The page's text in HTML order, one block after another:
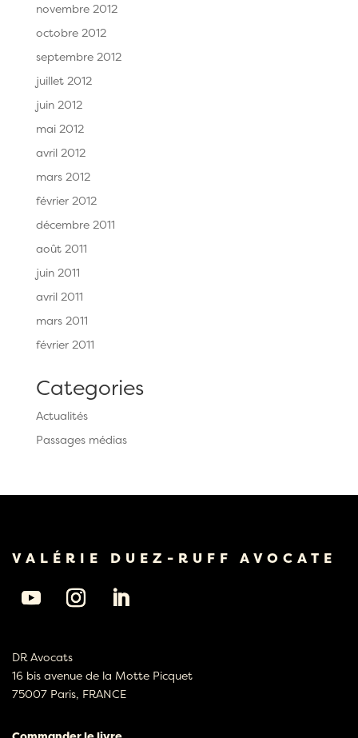
novembre 2012
octobre 2012
septembre 2012
juillet 2012
juin 2012
mai 2012
avril 2012
mars 2012
février 2012
décembre 2011
août 2011
juin 2011
avril 2011
mars 2011
février 2011
Categories
Actualités
Passages médias
VALÉRIE DUEZ-RUFF AVOCATE
DR Avocats
16 bis avenue de la Motte Picquet
75007 Paris, FRANCE